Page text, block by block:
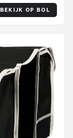
BEKIJK OP BOL